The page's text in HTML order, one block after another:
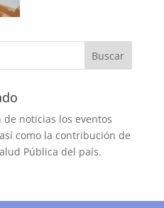
de noticias los eventos
como la contribución de
Pública del país.